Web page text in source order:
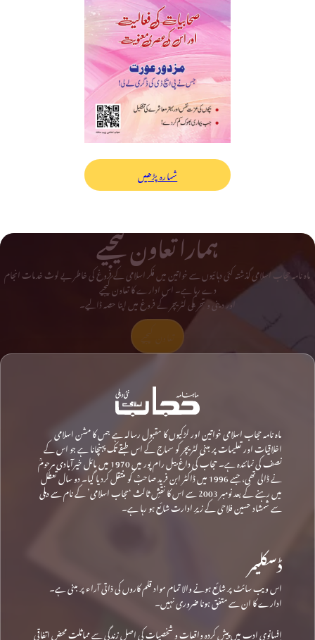
شمارہ پڑھیں
ہمارا تعاون کیجیے
ماہ نامہ حجاب اسلامی گذشتہ کئی دہائیوں سے خواتین میں فکر اسلامی کے فروغ کی خاطر بے لوث خدمات انجام
دے رہا ہے۔ اس ادارے کا تعاون کیجیے
اور دینی و تحریکی لٹریچر کے فروغ میں اپنا حصہ ڈالیے۔
ماہ نامہ حجاب اسلامی خواتین اور لڑکیوں کا مقبول رسالہ ہے جس کا مشن اسلامی
اخلاقیات اور تعلیمات پر مبنی لٹریچر کو سماج کے اس طبقے تک پہنچانا ہے جو اس کے
نصف کی نمائندہ ہے۔ حجاب کی داغ بیل رام پور میں 1970 میں مائل خیرآبادی مرحومؒ
نے ڈالی تھی، جسے 1996 میں ڈاکٹر ابن فرید صاحبؒ کو منتقل کردیا گیا۔ دو سال تعطل
میں رہنے کے بعد نومبر 2003 سے اس کا نقشِ ثالث ‘حجاب اسلامی’ کے نام سے دہلی
سے شمشاد حسین فلاحی کے زیرِ ادارت شائع ہو رہا ہے۔
ڈسکلیمر
اس ویب سائٹ پر شائع ہونے والا تمام مواد قلم کاروں کی ذاتی آراء پر مبنی ہے۔
ادارے کا ان سے متفق ہونا ضروری نہیں۔
افسانوی ادب میں پیش کردہ واقعات و شخصیات کی اصل زندگی سے مماثلت محض اتفاقی